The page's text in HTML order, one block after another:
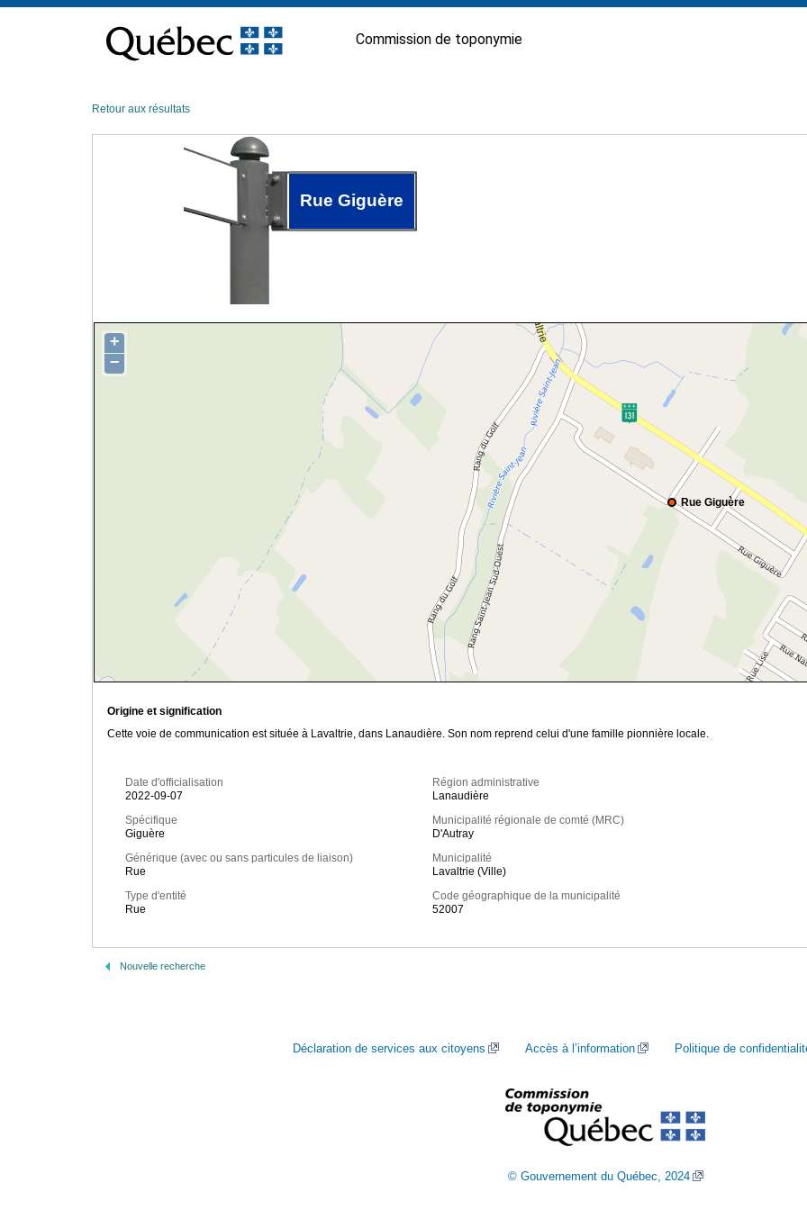
contenu
Commission de toponymie
Retour aux résultats
Rue Giguère
Rue Giguère
+
−
Origine et signification
Cette voie de communication est située à Lavaltrie, dans Lanaudière. Son nom reprend celui d'une famille pionnière locale.
Date d'officialisation
2022-09-07
Spécifique
Giguère
Générique (avec ou sans particules de liaison)
Rue
Type d'entité
Rue
Région administrative
Lanaudière
Municipalité régionale de comté (MRC)
D'Autray
Municipalité
Lavaltrie (Ville)
Code géographique de la municipalité
52007
Nouvelle recherche
Déclaration de services aux citoyens Accès à l’information Politique de
© Gouvernement du Québec, 2024